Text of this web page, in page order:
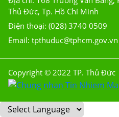
Thủ Đức, Tp. Hồ Chí Minh
Điện thoại: (028) 3740 0509
Email: tpthuduc@tphcm.gov.vn
Copyright © 2022 TP. Thủ Đức